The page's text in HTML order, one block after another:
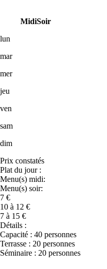
MidiSoir
lun
mar
mer
jeu
ven
sam
dim
Prix constatés
Plat du jour :
Menu(s) midi:
Menu(s) soir:
7 €
10 à 12 €
7 à 15 €
Détails :
Capacité : 40 personnes
Terrasse : 20 personnes
Séminaire : 20 personnes